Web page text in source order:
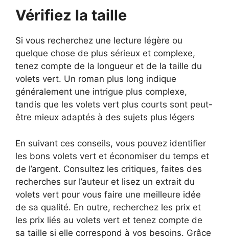
Vérifiez la taille
Si vous recherchez une lecture légère ou
quelque chose de plus sérieux et complexe,
tenez compte de la longueur et de la taille du
volets vert. Un roman plus long indique
généralement une intrigue plus complexe,
tandis que les volets vert plus courts sont peut-
être mieux adaptés à des sujets plus légers
En suivant ces conseils, vous pouvez identifier
les bons volets vert et économiser du temps et
de l’argent. Consultez les critiques, faites des
recherches sur l’auteur et lisez un extrait du
volets vert pour vous faire une meilleure idée
de sa qualité. En outre, recherchez les prix et
les prix liés au volets vert et tenez compte de
sa taille si elle correspond à vos besoins. Grâce